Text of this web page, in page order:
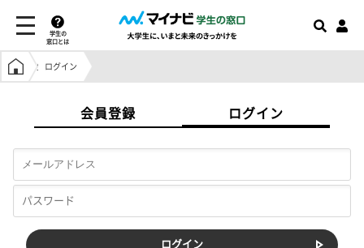
学生の
窓口とは
学生の窓口トップ
ログイン
会員登録 ログイン